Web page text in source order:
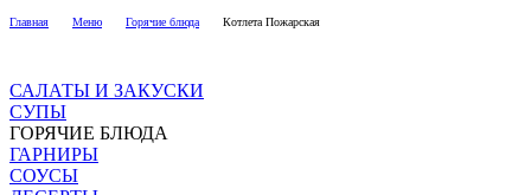
Главная Меню Горячие блюда Котлета Пожарская
САЛАТЫ И ЗАКУСКИ
СУПЫ
ГОРЯЧИЕ БЛЮДА
ГАРНИРЫ
СОУСЫ